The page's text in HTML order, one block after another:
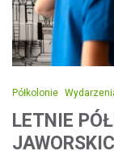
Półkolonie
LETNIE